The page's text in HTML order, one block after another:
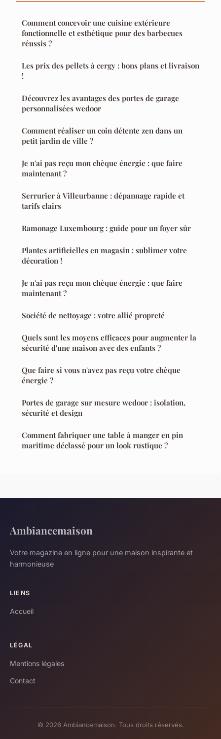
Comment concevoir une cuisine extérieure
fonctionnelle et esthétique pour des barbecues
réussis ?
Les prix des pellets à cergy : bons plans et livraison
!
Découvrez les avantages des portes de garage
personnalisées wedoor
Comment réaliser un coin détente zen dans un
petit jardin de ville ?
Je n'ai pas reçu mon chèque énergie : que faire
maintenant ?
Serrurier à Villeurbanne : dépannage rapide et
tarifs clairs
Ramonage Luxembourg : guide pour un foyer sûr
Plantes artificielles en magasin : sublimer votre
décoration !
Je n'ai pas reçu mon chèque énergie : que faire
maintenant ?
Société de nettoyage : votre allié propreté
Quels sont les moyens efficaces pour augmenter la
sécurité d'une maison avec des enfants ?
Que faire si vous n'avez pas reçu votre chèque
énergie ?
Portes de garage sur mesure wedoor : isolation,
sécurité et design
Comment fabriquer une table à manger en pin
maritime déclassé pour un look rustique ?
Ambiancemaison
Votre magazine en ligne pour une maison inspirante et
harmonieuse
LIENS
Accueil
LÉGAL
Mentions légales
Contact
© 2026 Ambiancemaison. Tous droits réservés.